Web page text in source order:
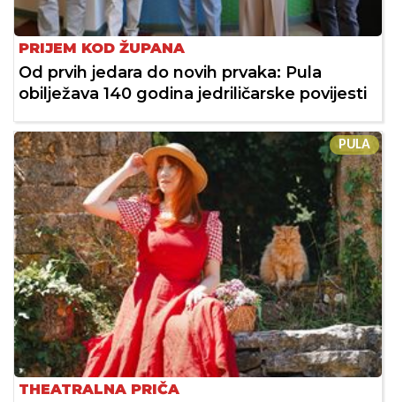
PRIJEM KOD ŽUPANA
Od prvih jedara do novih prvaka: Pula
obilježava 140 godina jedriličarske povijesti
PULA
THEATRALNA PRIČA